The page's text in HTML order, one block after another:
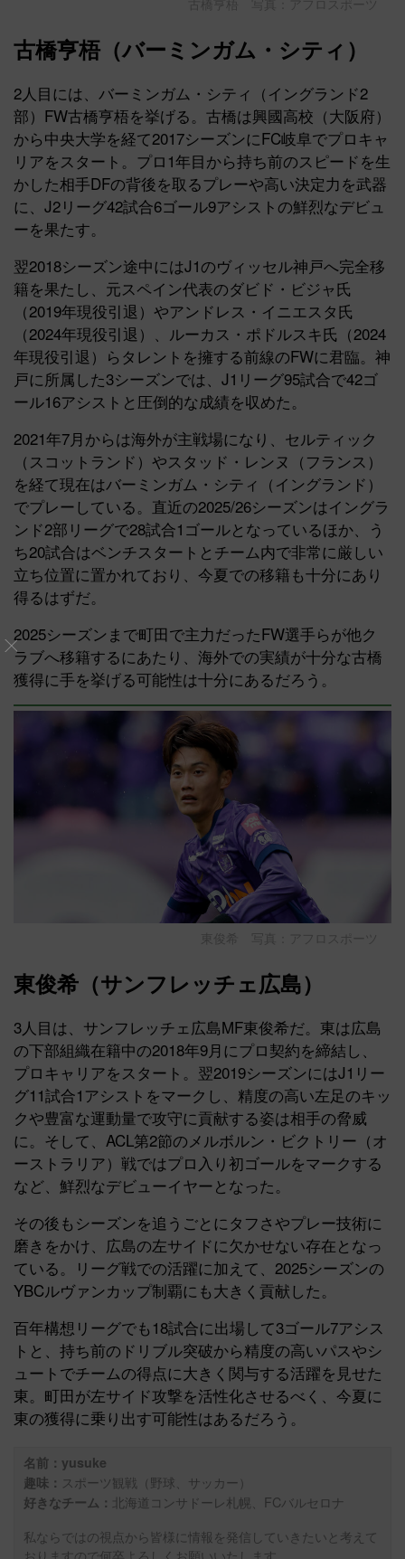
古橋亨梧（バーミンガム・シティ）
2人目には、バーミンガム・シティ（イングランド2
部）FW古橋亨梧を挙げる。古橋は興國高校（大阪府）
から中央大学を経て2017シーズンにFC岐阜でプロキャ
リアをスタート。プロ1年目から持ち前のスピードを生
かした相手DFの背後を取るプレーや高い決定力を武器
に、J2リーグ42試合6ゴール9アシストの鮮烈なデビュ
ーを果たす。
翌2018シーズン途中にはJ1のヴィッセル神戸へ完全移
籍を果たし、元スペイン代表のダビド・ビジャ氏
（2019年現役引退）やアンドレス・イニエスタ氏
（2024年現役引退）、ルーカス・ポドルスキ氏（2024
年現役引退）らタレントを擁する前線のFWに君臨。神
戸に所属した3シーズンでは、J1リーグ95試合で42ゴ
ール16アシストと圧倒的な成績を収めた。
2021年7月からは海外が主戦場になり、セルティック
（スコットランド）やスタッド・レンヌ（フランス）
を経て現在はバーミンガム・シティ（イングランド）
でプレーしている。直近の2025/26シーズンはイングラ
ンド2部リーグで28試合1ゴールとなっているほか、う
ち20試合はベンチスタートとチーム内で非常に厳しい
立ち位置に置かれており、今夏での移籍も十分にあり
得るはずだ。
2025シーズンまで町田で主力だったFW選手らが他ク
ラブへ移籍するにあたり、海外での実績が十分な古橋
獲得に手を挙げる可能性は十分にあるだろう。
東俊希 写真：アフロスポーツ
東俊希（サンフレッチェ広島）
3人目は、サンフレッチェ広島MF東俊希だ。東は広島
の下部組織在籍中の2018年9月にプロ契約を締結し、
プロキャリアをスタート。翌2019シーズンにはJ1リー
グ11試合1アシストをマークし、精度の高い左足のキッ
クや豊富な運動量で攻守に貢献する姿は相手の脅威
に。そして、ACL第2節のメルボルン・ビクトリー（オ
ーストラリア）戦ではプロ入り初ゴールをマークする
など、鮮烈なデビューイヤーとなった。
その後もシーズンを追うごとにタフさやプレー技術に
磨きをかけ、広島の左サイドに欠かせない存在となっ
ている。リーグ戦での活躍に加えて、2025シーズンの
YBCルヴァンカップ制覇にも大きく貢献した。
百年構想リーグでも18試合に出場して3ゴール7アシス
トと、持ち前のドリブル突破から精度の高いパスやシ
ュートでチームの得点に大きく関与する活躍を見せた
東。町田が左サイド攻撃を活性化させるべく、今夏に
東の獲得に乗り出す可能性はあるだろう。
名前：yusuke
趣味： スポーツ観戦（野球、サッカー）
好きなチーム： 北海道コンサドーレ札幌、FCバルセロナ
私ならではの視点から皆様に情報を発信していきたいと考えて
おりますので何卒よろしくお願いいたします。